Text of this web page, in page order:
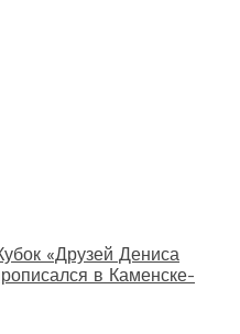
«Друзей Дениса
в Каменске-